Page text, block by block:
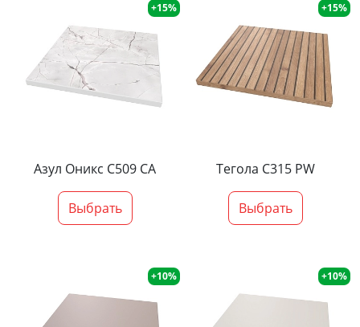
+15%
Азул Оникс С509 СА
Выбрать
+15%
Тегола С315 PW
Выбрать
+10% +10%